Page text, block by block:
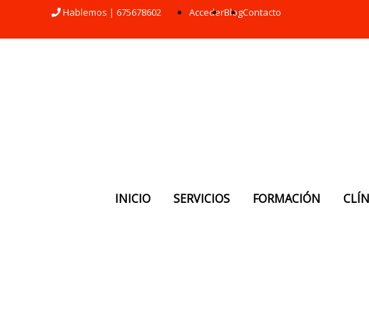
Hablemos | 675678602 AccederBlogContacto
INICIO SERVICIOS FORMACIÓN